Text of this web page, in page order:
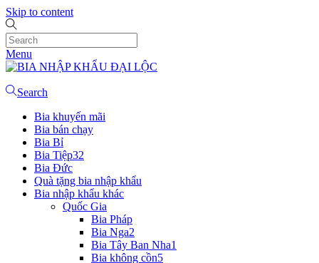
Skip to content
Menu
Search
Bia khuyến mãi
Bia bán chạy
Bia Bỉ
Bia Tiệp32
Bia Đức
Quà tặng bia nhập khẩu
Bia nhập khẩu khác
Quốc Gia
Bia Pháp
Bia Nga2
Bia Tây Ban Nha1
Bia không cồn5